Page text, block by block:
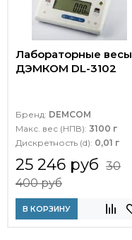
Лабораторные весы
ДЭМКОМ DL-3102
Бренд: DEMCOM
Макс. вес (НПВ): 3100 г
Дискретность (d): 0,01 г
25 246 руб 30
400 руб
В КОРЗИНУ